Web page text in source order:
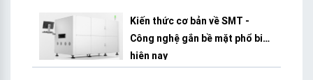
Kiến thức cơ bản về SMT -
Công nghệ gắn bề mặt phổ biến
hiện nay